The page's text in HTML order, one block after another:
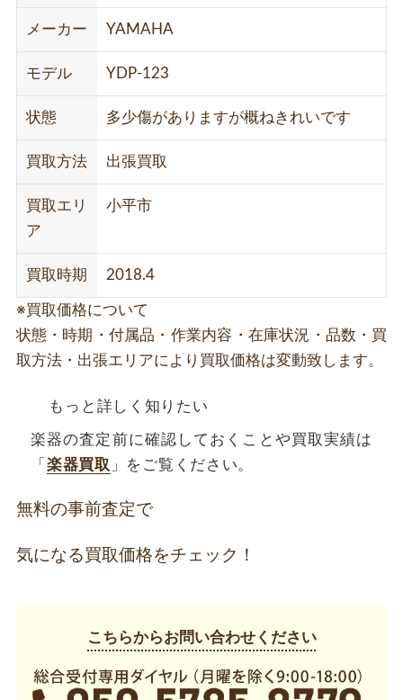
メーカー YAMAHA
モデル YDP-123
状態 多少傷がありますが概ねきれいです
買取方法 出張買取
買取エリ
ア
小平市
買取時期 2018.4
※買取価格について
状態・時期・付属品・作業内容・在庫状況・品数・買
取方法・出張エリアにより買取価格は変動致します。
もっと詳しく知りたい
楽器の査定前に確認しておくことや買取実績は
「 楽器買取 」をご覧ください。
無料の事前査定で
気になる買取価格をチェック！
こちらからお問い合わせください